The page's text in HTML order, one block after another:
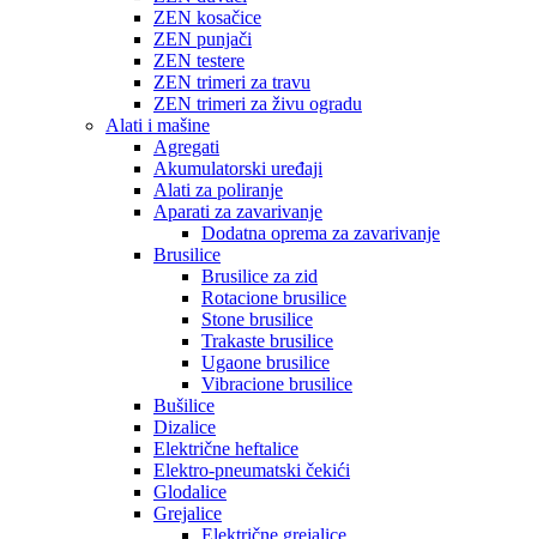
ZEN kosačice
ZEN punjači
ZEN testere
ZEN trimeri za travu
ZEN trimeri za živu ogradu
Alati i mašine
Agregati
Akumulatorski uređaji
Alati za poliranje
Aparati za zavarivanje
Dodatna oprema za zavarivanje
Brusilice
Brusilice za zid
Rotacione brusilice
Stone brusilice
Trakaste brusilice
Ugaone brusilice
Vibracione brusilice
Bušilice
Dizalice
Električne heftalice
Elektro-pneumatski čekići
Glodalice
Grejalice
Električne grejalice